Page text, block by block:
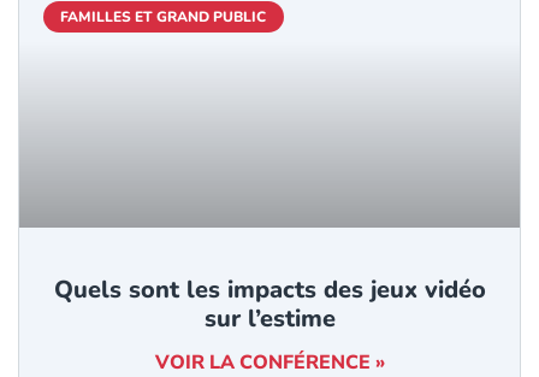
FAMILLES ET GRAND PUBLIC
Quels sont les impacts des jeux vidéo
sur l’estime
VOIR LA CONFÉRENCE »